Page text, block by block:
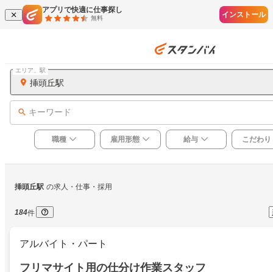
アプリで快適に仕事探し
無料 インストール
挿頭丘駅
エリア、駅
キーワード
職種 雇用形態 給与 こだわり
挿頭丘駅 の求人・仕事・採用
184件
アルバイト・パート
フリマサイト用の仕分け作業スタッフ